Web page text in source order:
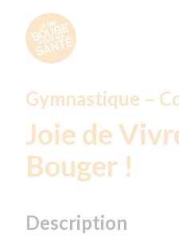
Gymnastique –
Joie de
Bouger !
Description